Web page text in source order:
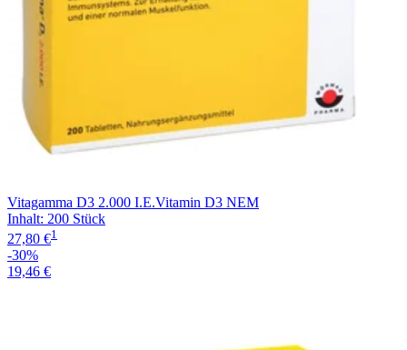
Vitagamma D3 2.000 I.E.Vitamin D3 NEM
Inhalt: 200 Stück
27,80 €1
-30%
19,46 €